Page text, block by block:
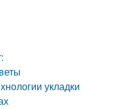
укладки